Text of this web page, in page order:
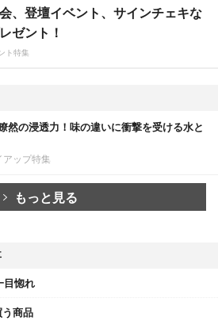
、登壇イベント、サインチェキな
ゼント！
ト特集
然の浸透力！味の違いに衝撃を受ける水と
アップ特集
もっと見る
目惚れ
商品